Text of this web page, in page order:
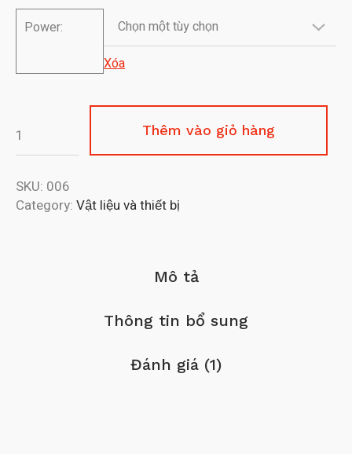
$25.00
đến
Power:
Xóa
Thêm vào giỏ hàng
SKU: 006
Category: Vật liệu và thiết bị
Mô tả
Thông tin bổ sung
Đánh giá (1)